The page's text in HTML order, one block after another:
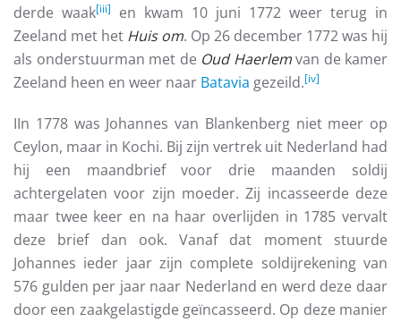
derde waak[iii]
en kwam 10 juni 1772 weer terug in
Zeeland met het Huis om. Op 26 december 1772 was hij
als onderstuurman met de Oud Haerlemvan de kamer
Zeeland heen en weer naar Batavia gezeild.[iv]
IIn 1778 was Johannes van Blankenberg niet meer op
Ceylon, maar in Kochi. Bij zijn vertrek uit Nederland had
hij een maandbrief voor drie maanden soldij
achtergelaten voor zijn moeder. Zij incasseerde deze
maar twee keer en na haar overlijden in 1785 vervalt
deze brief dan ook. Vanaf dat moment stuurde
Johannes ieder jaar zijn complete soldijrekening van
576 gulden per jaar naar Nederland en werd deze daar
door een zaakgelastigde geïncasseerd. Op deze manier